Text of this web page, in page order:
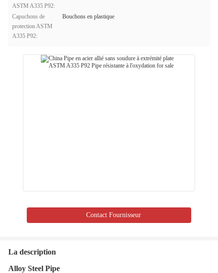
ASTM A335 P92:
Capuchons de
protection ASTM
A335 P92:
Bouchons en plastique
Contact Fournisseur
La description
Alloy Steel Pipe